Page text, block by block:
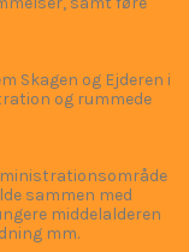
så
samt føre
Skagen og Ejderen i
og rummede